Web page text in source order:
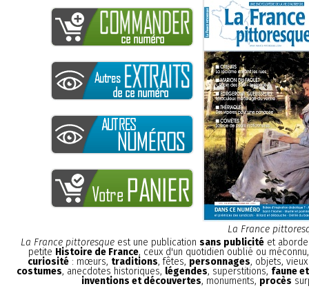
La France
La France pittoresqueest une publication sans publicitéet aborde
petite Histoire de France, ceux d'un quotidien oublié ou
curiosité : mœurs, traditions, fêtes, personnages, objets,
costumes, anecdotes historiques, légendes, superstitions, faune
inventions et découvertes, monuments, procès